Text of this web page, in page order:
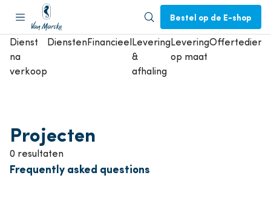
Bestel op de E-shop
Dienst
na
verkoop
DienstenFinancieelLevering
&
afhaling
Levering
op maat
Offertedienst
Projecten
0 resultaten
Frequently asked questions